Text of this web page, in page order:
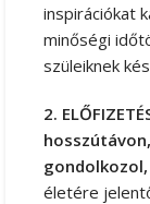
inspirációkat
minőségi
szüleiknek
2.
gondolkozol,
életére